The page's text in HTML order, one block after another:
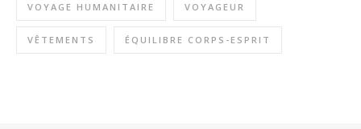
VOYAGE HUMANITAIRE VOYAGEUR
VÊTEMENTS ÉQUILIBRE CORPS-ESPRIT